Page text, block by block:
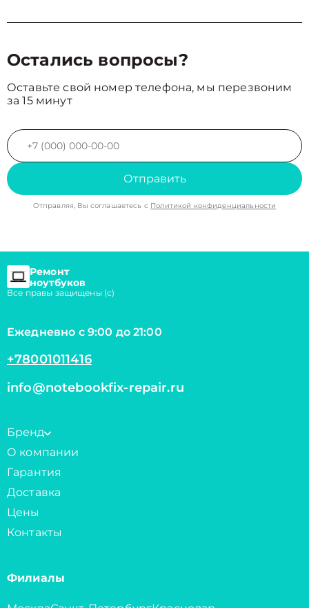
Остались вопросы?
Оставьте свой номер телефона, мы перезвоним
за 15 минут
Отправить
Отправляя, Вы соглашаетесь с Политикой конфиденциальности
Ремонт
ноутбуков
Все правы защищены (с)
Ежедневно с 9:00 до 21:00
+78001011416
info@notebookfix-repair.ru
Бренд
О компании
Гарантия
Доставка
Цены
Контакты
Филиалы